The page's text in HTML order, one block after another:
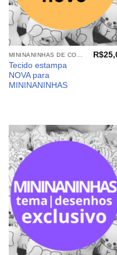
MININANINHAS DE COLORIR
Tecido estampa
NOVA para
MININANINHAS
R$
aos
meus
desejos